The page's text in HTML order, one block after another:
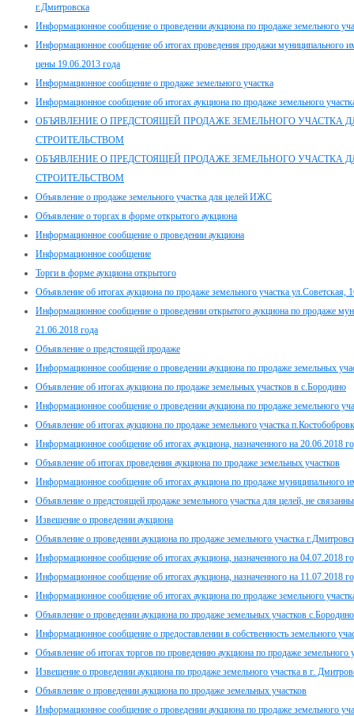
г.Дмитровска
Информационное сообщение о проведении аукциона по продаже земельного
Информационное сообщение об итогах проведения продажи муниципального
цены 19.06.2013 года
Информационное сообщение о продаже земельного участка
Информационное сообщение об итогах аукциона по продаже земельного
ОБЪЯВЛЕНИЕ О ПРЕДСТОЯЩЕЙ ПРОДАЖЕ ЗЕМЕЛЬНОГО УЧАСТКА
СТРОИТЕЛЬСТВОМ
ОБЪЯВЛЕНИЕ О ПРЕДСТОЯЩЕЙ ПРОДАЖЕ ЗЕМЕЛЬНОГО УЧАСТКА
СТРОИТЕЛЬСТВОМ
Объявление о продаже земельного участка для целей ИЖС
Объявление о торгах в форме открытого аукциона
Информационное сообщение о проведении аукциона
Информационное сообщение
Торги в форме аукциона открытого
Объявление об итогах аукциона по продаже земельного участка ул.Советская,
Информационное сообщение о проведении открытого аукциона по продаже
21.06.2018 года
Объявление о предстоящей продаже
Информационное сообщение о проведении аукциона по продаже земельных
Объявление об итогах аукциона по продаже земельных участков в с.Бородино
Информационное сообщение о проведении аукциона по продаже земельного
Объявление об итогах аукциона по продаже земельного участка
Информационное сообщение об итогах аукциона, назначенного на 20.06.2018
Объявление об итогах проведения аукциона по продаже земельных участков
Информационное сообщение об итогах аукциона по продаже муниципального
Объявление о предстоящей продаже земельного участка для целей, не
Извещение о проведении аукциона
Объявление о проведении аукциона по продаже земельного участка
Информационное сообщение об итогах аукциона, назначенного на 04.07.2018
Информационное сообщение об итогах аукциона, назначенного на 11.07.2018
Информационное сообщение об итогах аукциона по продаже земельного
Объявление о проведении аукциона по продаже земельных участков
Информационное сообщение о предоставлении в собственность земельного
Объявление об итогах торгов по проведению аукциона по продаже земельного
Извещение о проведении аукциона по продаже земельного участка в г.
Объявление о проведении аукциона по продаже земельных участков
Информационное сообщение о проведении аукциона по продаже земельного